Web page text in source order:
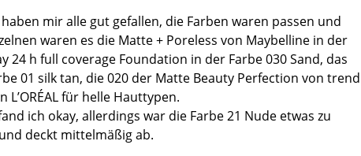
mir alle gut gefallen, die Farben waren passen und
waren es die Matte + Poreless von Maybelline in der
24 h full coverage Foundation in der Farbe 030 Sand, das
01 silk tan, die 020 der Matte Beauty Perfection von trend
für helle Hauttypen.
ich okay, allerdings war die Farbe 21 Nude etwas zu
deckt mittelmäßig ab.